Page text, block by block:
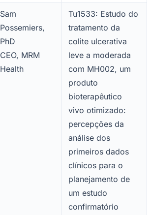
Sam
Possemiers,
PhD
CEO, MRM
Health
Tu1533: Estudo do
tratamento da
colite ulcerativa
leve a moderada
com MH002, um
produto
bioterapêutico
vivo otimizado:
percepções da
análise dos
primeiros dados
clínicos para o
planejamento de
um estudo
confirmatório